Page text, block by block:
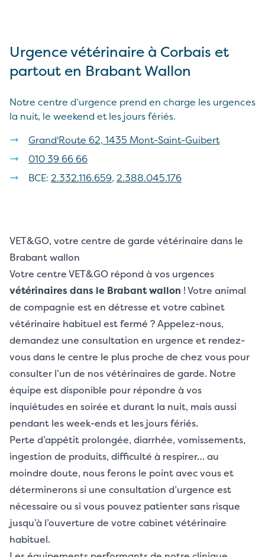
Urgence vétérinaire à Corbais et
partout en Brabant Wallon
Notre centre d’urgence prend en charge les urgences
la nuit, le weekend et les jours fériés.
Grand'Route 62, 1435 Mont-Saint-Guibert
010 39 66 66
BCE: 2.332.116.659, 2.388.045.176
VET&GO, votre centre de garde vétérinaire dans le
Brabant wallon
Votre centre VET&GO répond à vos urgences
vétérinaires dans le Brabant wallon ! Votre animal
de compagnie est en détresse et votre cabinet
vétérinaire habituel est fermé ? Appelez-nous,
demandez une consultation en urgence et rendez-
vous dans le centre le plus proche de chez vous pour
consulter l’un de nos vétérinaires de garde. Notre
équipe est disponible pour répondre à vos
inquiétudes en soirée et durant la nuit, mais aussi
pendant les week-ends et les jours fériés.
Perte d’appétit prolongée, diarrhée, vomissements,
ingestion de produits, difficulté à respirer… au
moindre doute, nous ferons le point avec vous et
déterminerons si une consultation d’urgence est
nécessaire ou si vous pouvez patienter sans risque
jusqu’à l’ouverture de votre cabinet vétérinaire
habituel.